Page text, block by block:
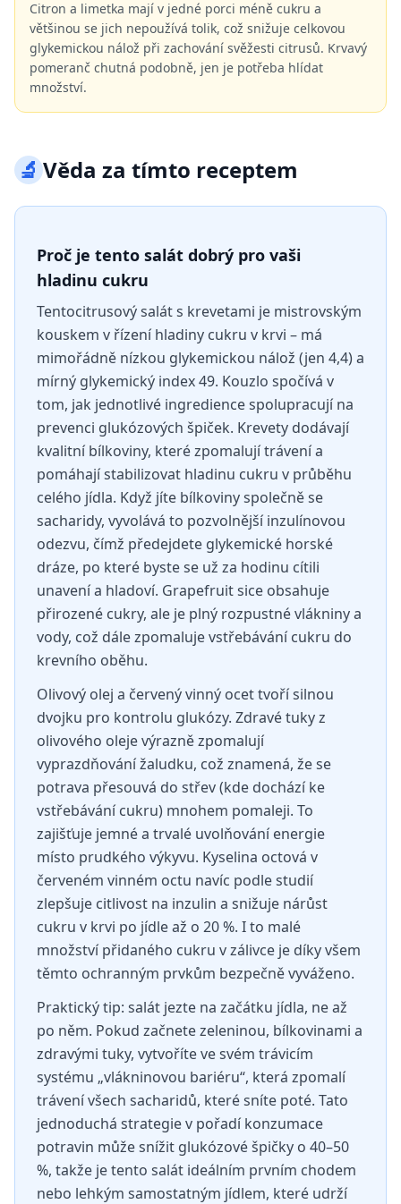
Citron a limetka mají v jedné porci méně cukru a
většinou se jich nepoužívá tolik, což snižuje celkovou
glykemickou nálož při zachování svěžesti citrusů. Krvavý
pomeranč chutná podobně, jen je potřeba hlídat
množství.
🔬Věda za tímto receptem
Proč je tento salát dobrý pro vaši
hladinu cukru
Tentocitrusový salát s krevetami je mistrovským
kouskem v řízení hladiny cukru v krvi – má
mimořádně nízkou glykemickou nálož (jen 4,4) a
mírný glykemický index 49. Kouzlo spočívá v
tom, jak jednotlivé ingredience spolupracují na
prevenci glukózových špiček. Krevety dodávají
kvalitní bílkoviny, které zpomalují trávení a
pomáhají stabilizovat hladinu cukru v průběhu
celého jídla. Když jíte bílkoviny společně se
sacharidy, vyvolává to pozvolnější inzulínovou
odezvu, čímž předejdete glykemické horské
dráze, po které byste se už za hodinu cítili
unavení a hladoví. Grapefruit sice obsahuje
přirozené cukry, ale je plný rozpustné vlákniny a
vody, což dále zpomaluje vstřebávání cukru do
krevního oběhu.
Olivový olej a červený vinný ocet tvoří silnou
dvojku pro kontrolu glukózy. Zdravé tuky z
olivového oleje výrazně zpomalují
vyprazdňování žaludku, což znamená, že se
potrava přesouvá do střev (kde dochází ke
vstřebávání cukru) mnohem pomaleji. To
zajišťuje jemné a trvalé uvolňování energie
místo prudkého výkyvu. Kyselina octová v
červeném vinném octu navíc podle studií
zlepšuje citlivost na inzulin a snižuje nárůst
cukru v krvi po jídle až o 20 %. I to malé
množství přidaného cukru v zálivce je díky všem
těmto ochranným prvkům bezpečně vyváženo.
Praktický tip: salát jezte na začátku jídla, ne až
po něm. Pokud začnete zeleninou, bílkovinami a
zdravými tuky, vytvoříte ve svém trávicím
systému „vlákninovou bariéru“, která zpomalí
trávení všech sacharidů, které sníte poté. Tato
jednoduchá strategie v pořadí konzumace
potravin může snížit glukózové špičky o 40–50
%, takže je tento salát ideálním prvním chodem
nebo lehkým samostatným jídlem, které udrží